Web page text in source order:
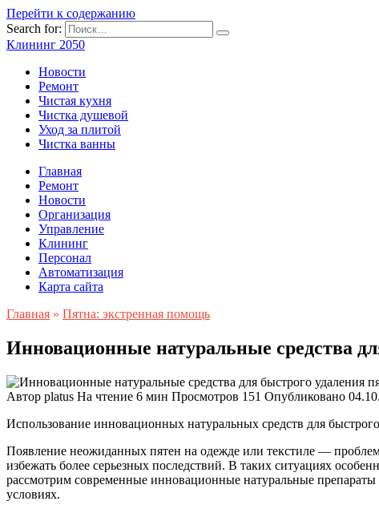
Перейти к содержанию
Search for:
Клининг 2050
Новости
Ремонт
Чистая кухня
Чистка душевой
Уход за плитой
Чистка ванны
Главная
Ремонт
Новости
Организация
Управление
Клининг
Персонал
Автоматизация
Карта сайта
Главная » Пятна: экстренная помощь
Инновационные натуральные средства
Автор platus На чтение 6 мин Просмотров 151 Опубликовано
Использование инновационных натуральных средств для
Появление неожиданных пятен на одежде или текстиле —
избежать более серьезных последствий. В таких ситуациях
рассмотрим современные инновационные натуральные
условиях.